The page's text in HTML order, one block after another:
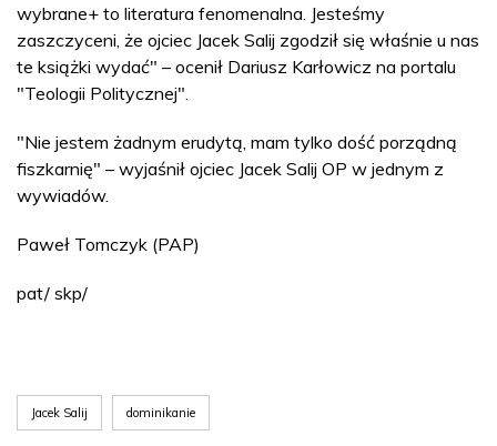
wybrane+ to literatura fenomenalna. Jesteśmy
zaszczyceni, że ojciec Jacek Salij zgodził się właśnie u nas
te książki wydać" – ocenił Dariusz Karłowicz na portalu
"Teologii Politycznej".
"Nie jestem żadnym erudytą, mam tylko dość porządną
fiszkarnię" – wyjaśnił ojciec Jacek Salij OP w jednym z
wywiadów.
Paweł Tomczyk (PAP)
pat/ skp/
Jacek Salij dominikanie